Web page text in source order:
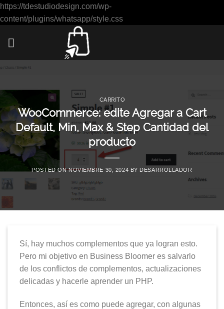
https://tdestudiodesign.com/wp-
content/plugins/whatsapp/style.cssSaltar
CARRITO
WooCommerce: edite Agregar a Cart
Default, Min, Max & Step Cantidad del
producto
POSTED ONNOVIEMBRE 30, 2024 BY DESARROLLADOR
Sí, hay muchos complementos que ya logran esto.
Pero mi objetivo en Business Bloomer es salvarlo
de los conflictos de complementos, actualizaciones
delicadas y hacerle aprender un PHP.
Entonces, así es como puede agregar, con algunas